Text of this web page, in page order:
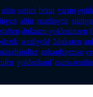
alim satimi braut yarim
altin reutlingen
dukaten-goldmünzen
weißgold 2dukaten
ankaufspreise
goldankauf raum-